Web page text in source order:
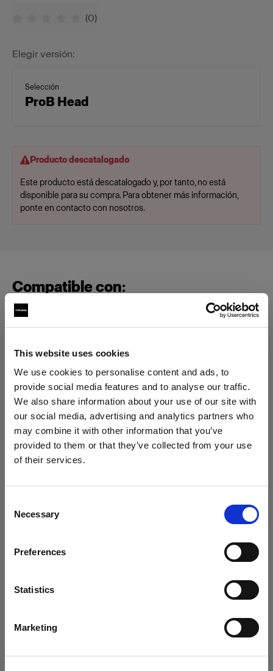
This website uses cookies
We use cookies to personalise content and ads, to
provide social media features and to analyse our traffic.
We also share information about your use of our site with
our social media, advertising and analytics partners who
may combine it with other information that you’ve
provided to them or that they’ve collected from your use
of their services.
Selection
Necessary
Preferences
Statistics
Marketing
¿Quieres actualizar tu ubicación?
Visitar el sitio
(0)
Elegir versión:
Selección
ProB Head
Producto descatalogado
Este producto está descatalogado y, por tanto, no está
disponible para su compra. Para obtener más información,
ponte en contacto con nosotros.
Compatible con:
Packs
Detalles del producto